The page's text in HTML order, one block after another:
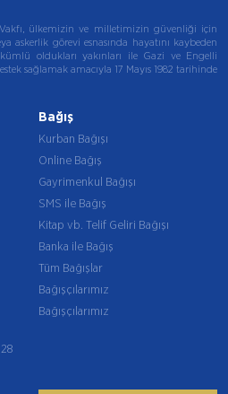
ülkemizin ve milletimizin güvenliği için
askerlik görevi esnasında hayatını kaybeden
oldukları yakınları ile Gazi ve Engelli
sağlamak amacıyla 17 Mayıs 1982 tarihinde
Bağış
Kurban Bağışı
Online Bağış
Gayrimenkul Bağışı
SMS ile Bağış
Kitap vb. Telif Geliri Bağışı
Banka ile Bağış
Tüm Bağışlar
Bağışçılarımız
Bağışçılarımız